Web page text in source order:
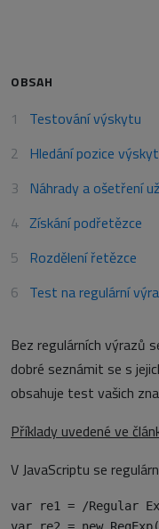
OBSAH
Testování výskytu
Hledání pozice
Náhrady a ošetření
Získání podřetězce
Rozdělení řetězce
Test na regulární
Bez regulárních výrazů
dobré seznámit se s
obsahuje test vašich
Příklady uvedené ve
V JavaScriptu se
var re1 = /Regular